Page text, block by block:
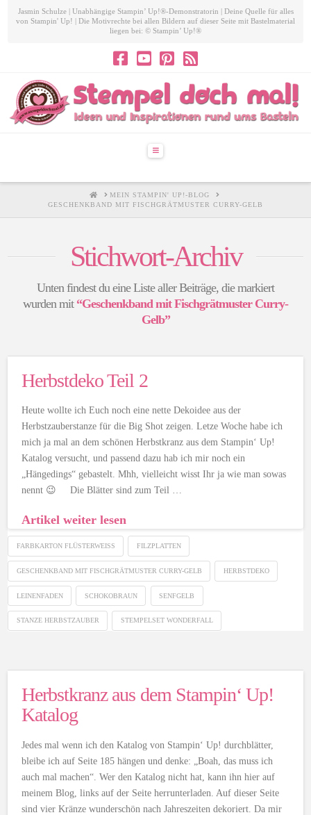
Jasmin Schulze | Unabhängige Stampin’ Up!®-Demonstratorin | Deine Quelle für alles
von Stampin' Up! | Die Motivrechte bei allen Bildern auf dieser Seite mit Bastelmaterial
liegen bei: © Stampin’ Up!®
Navigation
HOMEMEIN STAMPIN' UP!-BLOG
GESCHENKBAND MIT FISCHGRÄTMUSTER CURRY-GELB
Stichwort-Archiv
Unten findest du eine Liste aller Beiträge, die markiert
wurden mit “Geschenkband mit Fischgrätmuster Curry-
Gelb”
Herbstdeko Teil 2
Heute wollte ich Euch noch eine nette Dekoidee aus der
Herbstzauberstanze für die Big Shot zeigen. Letze Woche habe ich
mich ja mal an dem schönen Herbstkranz aus dem Stampin‘ Up!
Katalog versucht, und passend dazu hab ich mir noch ein
„Hängedings“ gebastelt. Mhh, vielleicht wisst Ihr ja wie man sowas
nennt 😉 Die Blätter sind zum Teil …
Artikel weiter lesen
FARBKARTON FLÜSTERWEISS FILZPLATTEN
GESCHENKBAND MIT FISCHGRÄTMUSTER CURRY-GELB HERBSTDEKO
LEINENFADEN SCHOKOBRAUN SENFGELB
STANZE HERBSTZAUBER STEMPELSET WONDERFALL
Herbstkranz aus dem Stampin‘ Up!
Katalog
Jedes mal wenn ich den Katalog von Stampin‘ Up! durchblätter,
bleibe ich auf Seite 185 hängen und denke: „Boah, das muss ich
auch mal machen“. Wer den Katalog nicht hat, kann ihn hier auf
meinem Blog, links auf der Seite herrunterladen. Auf dieser Seite
sind vier Kränze wunderschön nach Jahreszeiten dekoriert. Da mir